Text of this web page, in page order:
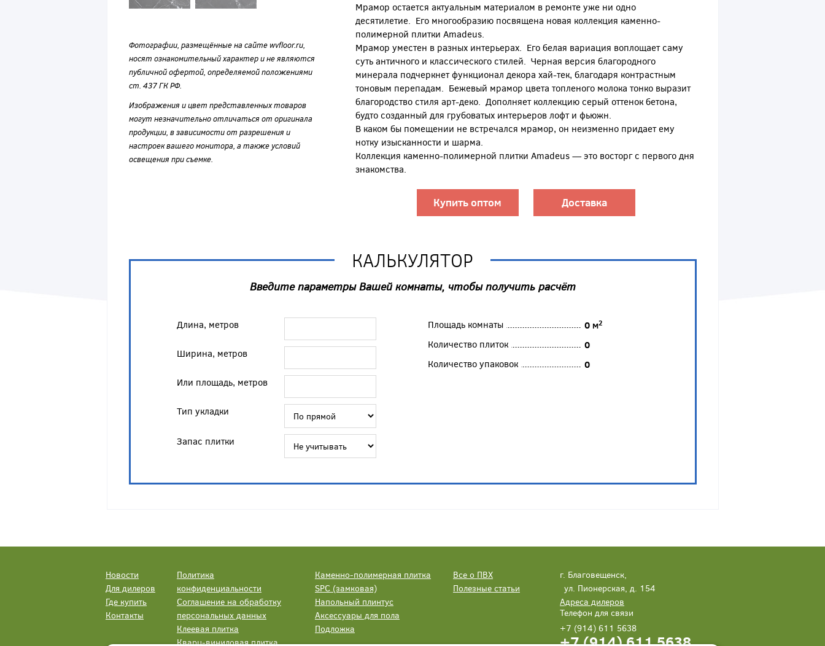
Фотографии, размещённые на сайте wvfloor.ru,
носят ознакомительный характер и не являются
публичной офертой, определяемой положениями
ст. 437 ГК РФ.
Изображения и цвет представленных товаров
могут незначительно отличаться от оригинала
продукции, в зависимости от разрешения и
настроек вашего монитора, а также условий
освещения при съемке.
Мрамор остается актуальным материалом в ремонте уже ни одно
десятилетие. Его многообразию посвящена новая коллекция каменно-
полимерной плитки Amadeus.
Мрамор уместен в разных интерьерах. Его белая вариация воплощает саму
суть античного и классического стилей. Черная версия благородного
минерала подчеркнет функционал декора хай-тек, благодаря контрастным
тоновым перепадам. Бежевый мрамор цвета топленого молока тонко выразит
благородство стиля арт-деко. Дополняет коллекцию серый оттенок бетона,
будто созданный для грубоватых интерьеров лофт и фьюжн.
В каком бы помещении не встречался мрамор, он неизменно придает ему
нотку изысканности и шарма.
Коллекция каменно-полимерной плитки Amadeus — это восторг с первого дня
знакомства.
Купить оптом Доставка
КАЛЬКУЛЯТОР
Введите параметры Вашей комнаты, чтобы получить расчёт
Длина, метров
Ширина, метров
Или площадь, метров
Тип укладки
Запас плитки
Площадь комнаты 0м2
Количество плиток
0
Количество упаковок
0
Новости
Для дилеров
Где купить
Контакты
Политика
конфиденциальности
Соглашение на обработку
персональных данных
Клеевая плитка
Кварц-виниловая плитка
Каменно-полимерная плитка
SPC (замковая)
Напольный плинтус
Аксессуары для пола
Подложка
Все о ПВХ
Полезные статьи
г. Благовещенск,
ул. Пионерская, д. 154
Адреса дилеров
Телефон для связи
+7 (914) 611 5638
+7 (914) 611 5638